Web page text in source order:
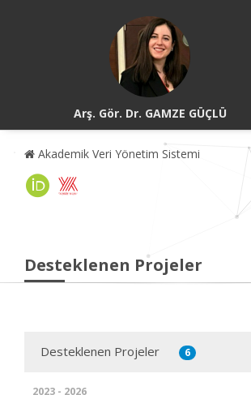
Arş. Gör. Dr. GAMZE GÜÇLÜ
Akademik Veri Yönetim Sistemi
Desteklenen Projeler
Desteklenen Projeler 6
2023 - 2026